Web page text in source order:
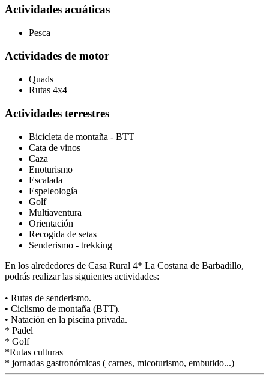
Actividades acuáticas
Pesca
Actividades de motor
Quads
Rutas 4x4
Actividades terrestres
Bicicleta de montaña - BTT
Cata de vinos
Caza
Enoturismo
Escalada
Espeleología
Golf
Multiaventura
Orientación
Recogida de setas
Senderismo - trekking
En los alrededores de Casa Rural 4* La Costana de Barbadillo,
podrás realizar las siguientes actividades:
• Rutas de senderismo.
• Ciclismo de montaña (BTT).
• Natación en la piscina privada.
* Padel
* Golf
*Rutas culturas
* jornadas gastronómicas ( carnes, micoturismo, embutido...)